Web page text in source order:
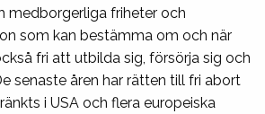
medborgerliga friheter och
som kan bestämma om och när
fri att utbilda sig, försörja sig och
senaste åren har rätten till fri abort
i USA och flera europeiska